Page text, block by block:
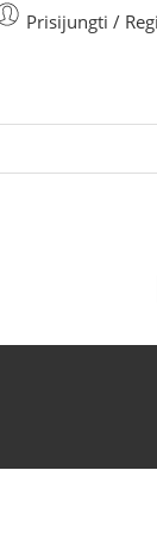
Prisijungti /